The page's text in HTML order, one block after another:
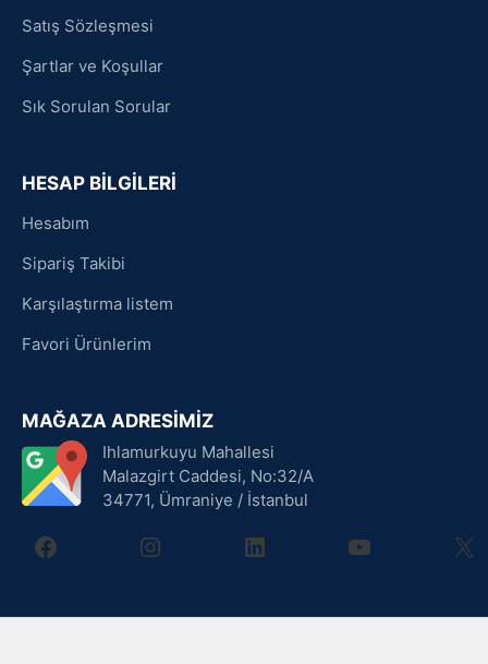
Satış Sözleşmesi
Şartlar ve Koşullar
Sık Sorulan Sorular
HESAP BİLGİLERİ
Hesabım
Sipariş Takibi
Karşılaştırma listem
Favori Ürünlerim
MAĞAZA ADRESİMİZ
Ihlamurkuyu Mahallesi
Malazgirt Caddesi, No:32/A
34771, Ümraniye / İstanbul
facebookinstagramlinkedin youtube X